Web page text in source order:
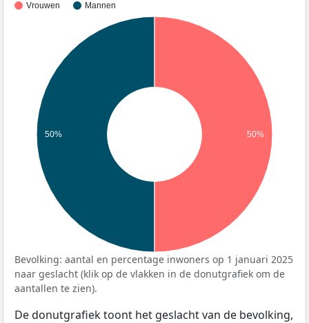
Vrouwen Mannen
50% 50%
Bevolking: aantal en percentage inwoners op 1 januari 2025
naar geslacht (klik op de vlakken in de donutgrafiek om de
aantallen te zien).
De donutgrafiek toont het geslacht van de bevolking,